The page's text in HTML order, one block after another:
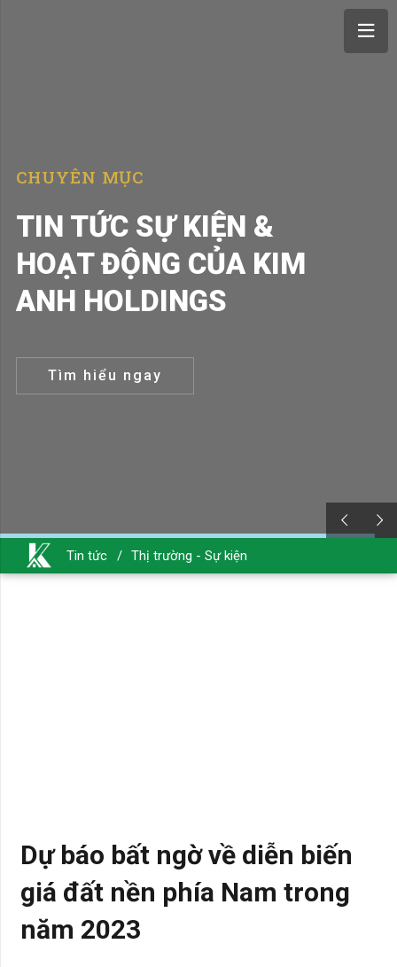
TIN TỨC SỰ KIỆN &
HOẠT ĐỘNG CỦA KIM
ANH HOLDINGS
CHUYÊN MỤC
Tìm hiểu ngay
Tin tức / Thị trường - Sự kiện
Dự báo bất ngờ về diễn biến
giá đất nền phía Nam trong
năm 2023